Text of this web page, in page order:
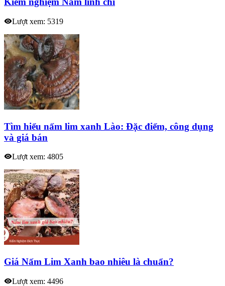
Lượt xem: 5319
Tìm hiểu nấm lim xanh Lào: Đặc điểm, công dụng
và giá bán
Lượt xem: 4805
Giá Nấm Lim Xanh bao nhiêu là chuẩn?
Lượt xem: 4496